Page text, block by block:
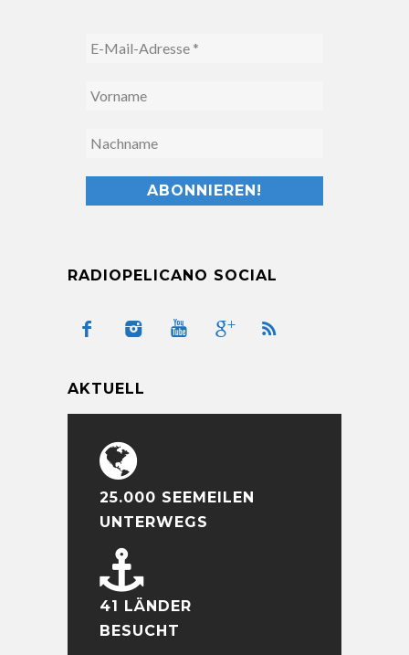
RADIOPELICANO SOCIAL
AKTUELL
25.000 SEEMEILEN
UNTERWEGS
41 LÄNDER
BESUCHT